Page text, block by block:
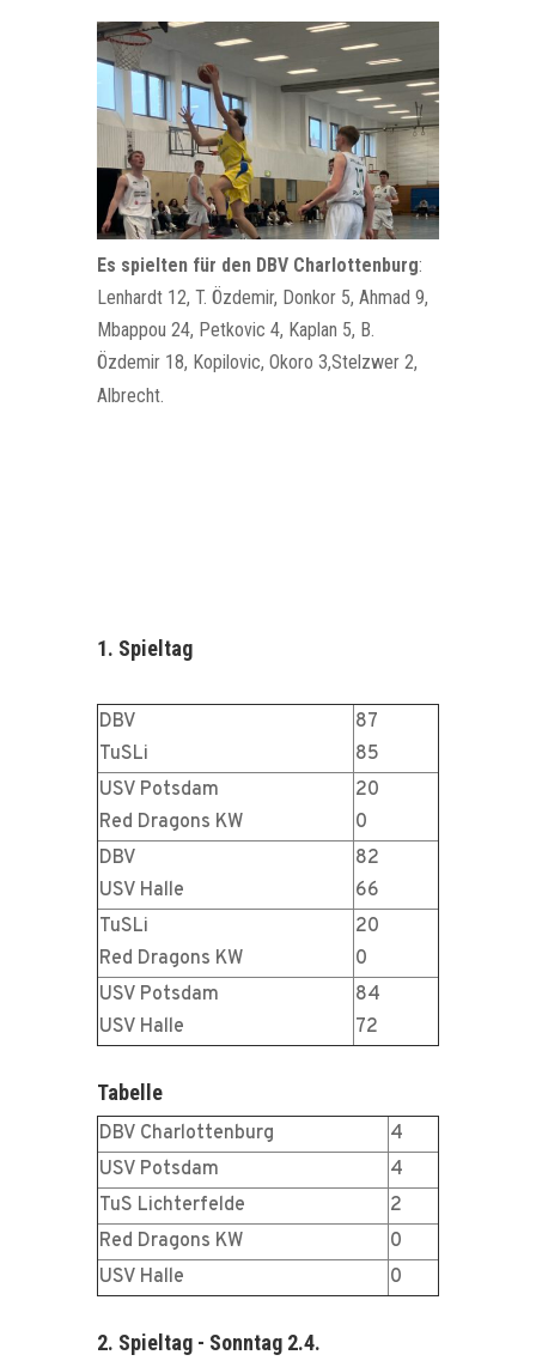
Es spielten für den DBV Charlottenburg:
Lenhardt 12, T. Özdemir, Donkor 5, Ahmad 9,
Mbappou 24, Petkovic 4, Kaplan 5, B.
Özdemir 18, Kopilovic, Okoro 3,Stelzwer 2,
Albrecht.
1. Spieltag
DBV
TuSLi
87
85
USV Potsdam
Red Dragons KW
20
0
DBV
USV Halle
82
66
TuSLi
Red Dragons KW
20
0
USV Potsdam
USV Halle
84
72
Tabelle
DBV Charlottenburg
4
USV Potsdam
4
TuS Lichterfelde
2
Red Dragons KW
0
USV Halle
0
2. Spieltag - Sonntag 2.4.